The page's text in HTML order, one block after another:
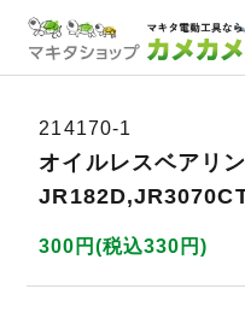
214170-1
オイルレスベアリ
300円(税込330円)